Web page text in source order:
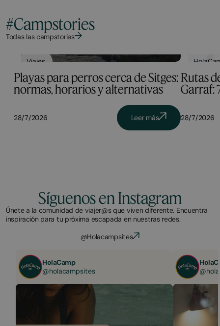
#Campstories
Todas las campstories
Viajes
Playas para perros cerca de Sitges:
normas, horarios y alternativas
28/7/2026 Leer más
Rutas
Garraf:
28/7/2026
Síguenos en Instagram
Únete a la comunidad de viajer@s que viven diferente. Encuentra
inspiración para tu próxima escapada en nuestras redes.
@Holacampsites
HolaCamp
@holacampsites